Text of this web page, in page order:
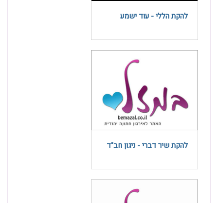
להקת הללי - עוד ישמע
להקת שיר דברי - ניגון חב"ד